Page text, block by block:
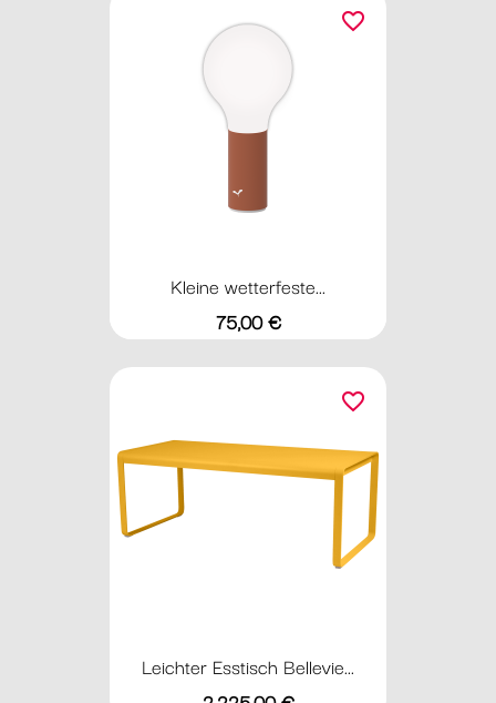
Kleine wetterfeste...
Preis
75,00 €
favorite_border
Leichter Esstisch Bellevie...
favorite_border